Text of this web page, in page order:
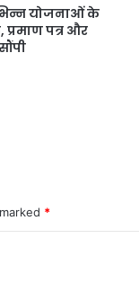
योजनाओं के
प्रमाण पत्र और
*